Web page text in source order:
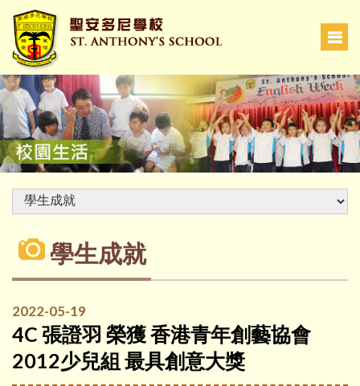
學生成就
2022-05-19
4C 張證羽 榮獲 香港青年創藝協會
2012少兒組 最具創意大獎